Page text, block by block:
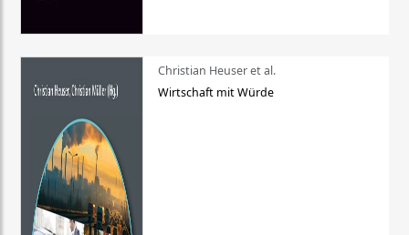
Christian Heuser et al.
Wirtschaft mit Würde